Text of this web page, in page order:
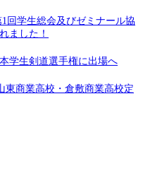
1回学生総会及びゼミナール協
ました！
学生剣道選手権に出場へ
東商業高校・倉敷商業高校定